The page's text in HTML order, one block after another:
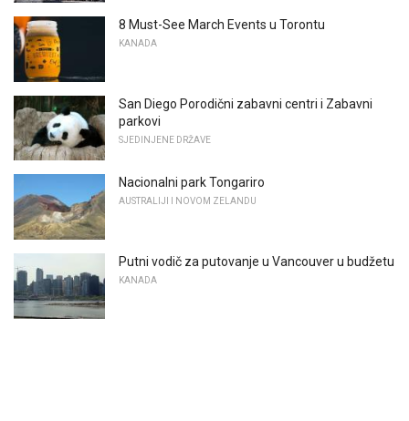
8 Must-See March Events u Torontu
KANADA
San Diego Porodični zabavni centri i Zabavni
parkovi
SJEDINJENE DRŽAVE
Nacionalni park Tongariro
AUSTRALIJI I NOVOM ZELANDU
Putni vodič za putovanje u Vancouver u budžetu
KANADA